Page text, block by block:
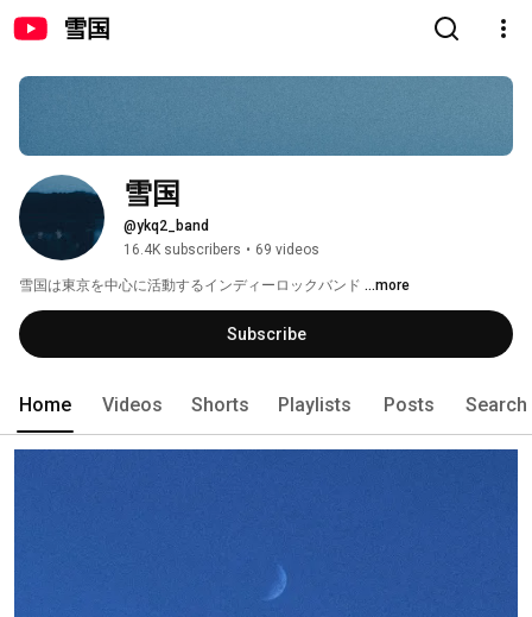
雪国
雪国
@ykq2_band
16.4K subscribers • 69 videos
雪国は東京を中心に活動するインディーロックバンド ...more
Subscribe
Home Videos Shorts Playlists Posts Search